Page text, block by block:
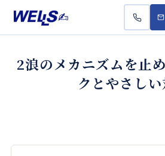
2浪のメカニズムを止
クとやさし